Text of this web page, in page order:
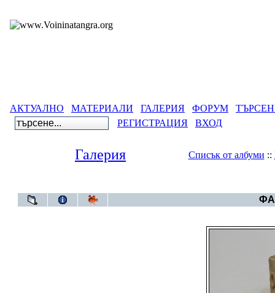
АКТУАЛНО МАТЕРИАЛИ ГАЛЕРИЯ ФОРУМ
РЕГИСТРАЦИЯ
ВХОД
Галерия Списък от албуми ::